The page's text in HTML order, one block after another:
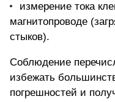
измерение тока
магнитопроводе
стыков).
Соблюдение
избежать
погрешностей и